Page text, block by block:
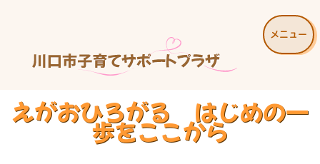
えがおひろがる はじめの一
歩をここから
メニュー